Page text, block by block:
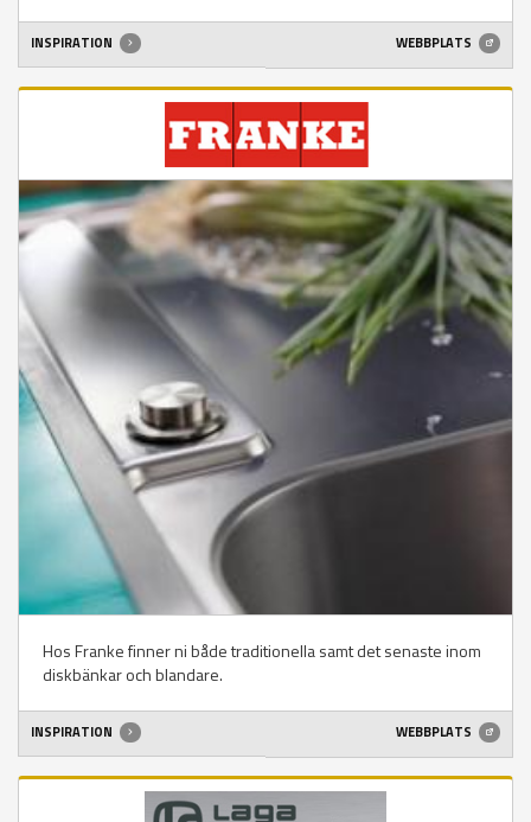
INSPIRATION WEBBPLATS
Hos Franke finner ni både traditionella samt det senaste inom
diskbänkar och blandare.
INSPIRATION WEBBPLATS